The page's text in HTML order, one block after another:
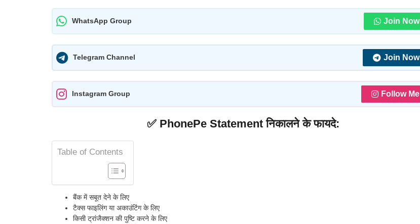
WhatsApp Group Join Now
Telegram Channel Join Now
Instagram Group Follow Me
✅ PhonePe Statement निकालने के फायदे:
Table of Contents
बैंक में सबूत देने के लिए
टैक्स फाइलिंग या अकाउंटिंग के लिए
किसी ट्रांजैक्शन की पुष्टि करने के लिए